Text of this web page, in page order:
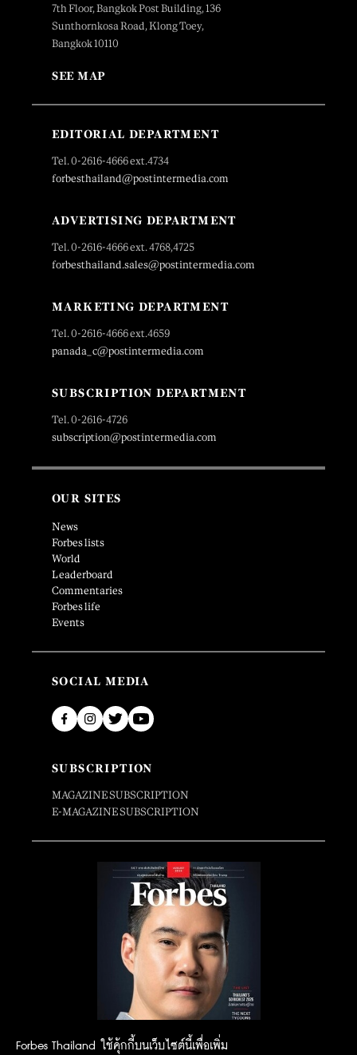
Forbes Thailand ใช้คุ้กกี้บนเว็บไซต์นี้เพื่อเพิ่ม
7th Floor, Bangkok Post Building, 136
Sunthornkosa Road, Klong Toey,
Bangkok 10110
SEE MAP
EDITORIAL DEPARTMENT
Tel. 0-2616-4666 ext.4734
forbesthailand@postintermedia.com
ADVERTISING DEPARTMENT
Tel. 0-2616-4666 ext. 4768,4725
forbesthailand.sales@postintermedia.com
MARKETING DEPARTMENT
Tel. 0-2616-4666 ext.4659
panada_c@postintermedia.com
SUBSCRIPTION DEPARTMENT
Tel. 0-2616-4726
subscription@postintermedia.com
OUR SITES
News
Forbes lists
World
Leaderboard
Commentaries
Forbes life
Events
SOCIAL MEDIA
SUBSCRIPTION
MAGAZINE SUBSCRIPTION
E-MAGAZINE SUBSCRIPTION